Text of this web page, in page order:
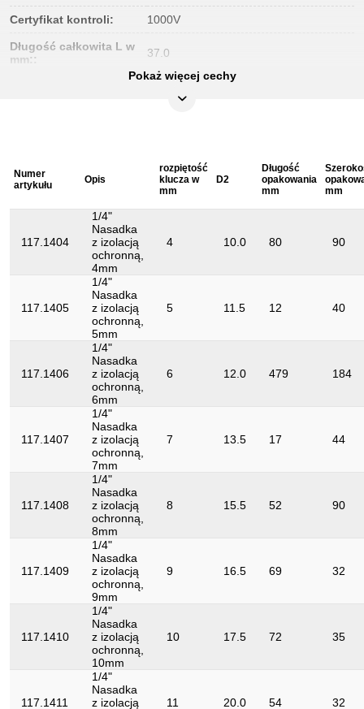
Certyfikat kontroli: 1000V
Długość całkowita L w
mm::
37.0
Delikatny chrom wanad stal
DIN 7448, DIN 3120, ISO 1174, IEC
Pokaż więcej cechy
Numer
artykułu
Opis
rozpiętość
klucza w
mm
D2
Długość
opakowania
mm
mm
117.1404
1/4"
Nasadka
z izolacją
ochronną,
4mm
4 10.0 80 90
117.1405
1/4"
Nasadka
z izolacją
ochronną,
5mm
5 11.5 12 40
117.1406
1/4"
Nasadka
z izolacją
ochronną,
6mm
6 12.0 479 184
117.1407
1/4"
Nasadka
z izolacją
ochronną,
7mm
7 13.5 17 44
117.1408
1/4"
Nasadka
z izolacją
ochronną,
8mm
8 15.5 52 90
117.1409
1/4"
Nasadka
z izolacją
ochronną,
9mm
9 16.5 69 32
117.1410
1/4"
Nasadka
z izolacją
ochronną,
10mm
10 17.5 72 35
117.1411
1/4"
Nasadka
z izolacją
11 20.0 54 32